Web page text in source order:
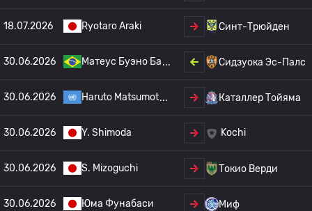
18.07.2026 Ryotaro Araki Синт-Трюйден
30.06.2026 Матеус Буэно Ба Сидзуока Эс-Палс
30.06.2026 Haruto Matsumot Каталлер Тойяма
30.06.2026 Y. Shimoda Kochi
30.06.2026 S. Mizoguchi Токио Верди
30.06.2026 Юма Фунабаси Миф